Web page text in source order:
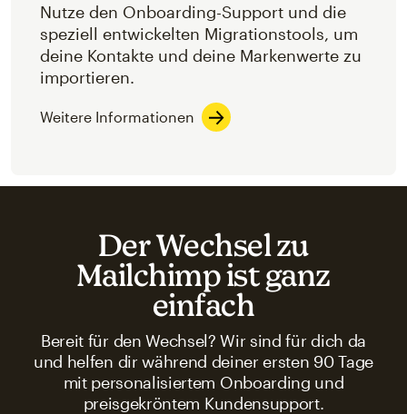
Nutze den Onboarding-Support und die
speziell entwickelten Migrationstools, um
deine Kontakte und deine Markenwerte zu
importieren.
Weitere Informationen
Der Wechsel zu
Mailchimp ist ganz
einfach
Bereit für den Wechsel? Wir sind für dich da
und helfen dir während deiner ersten 90 Tage
mit personalisiertem Onboarding und
preisgekröntem Kundensupport.